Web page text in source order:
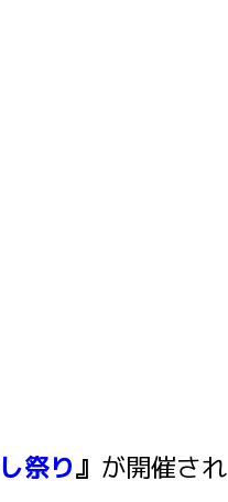
祭り』 が開催され